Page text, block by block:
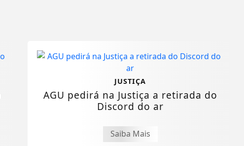
JUSTIÇA
AGU pedirá na Justiça a retirada do
Discord do ar
Saiba Mais